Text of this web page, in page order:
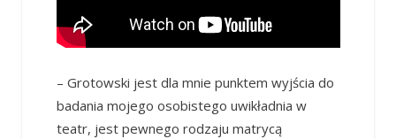
– Grotowski jest dla mnie punktem wyjścia do
badania mojego osobistego uwikładnia w
teatr, jest pewnego rodzaju matrycą